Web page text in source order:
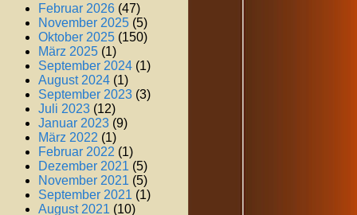
Februar 2026 (47)
November 2025 (5)
Oktober 2025 (150)
März 2025 (1)
September 2024 (1)
August 2024 (1)
September 2023 (3)
Juli 2023 (12)
Januar 2023 (9)
März 2022 (1)
Februar 2022 (1)
Dezember 2021 (5)
November 2021 (5)
September 2021 (1)
August 2021 (10)